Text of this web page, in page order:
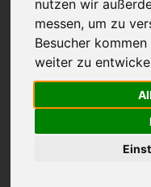
nutzen wir
messen, um zu
Besucher
weiter zu